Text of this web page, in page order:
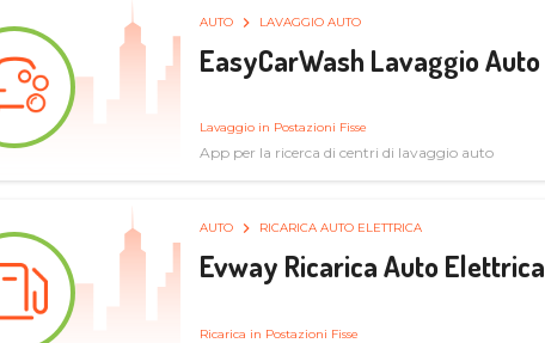
AUTO LAVAGGIO AUTO
EasyCarWash Lavaggio Auto
Lavaggio in Postazioni Fisse
App per la ricerca di centri di lavaggio auto
AUTO RICARICA AUTO ELETTRICA
Evway Ricarica Auto Elettrica
Ricarica in Postazioni Fisse